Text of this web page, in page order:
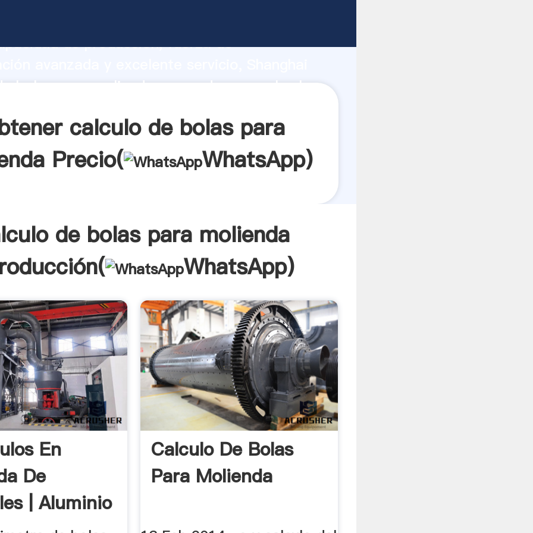
de producción, fuerza de
bolas para molienda proveedor crea el valor
calculo de bolas para
Precio(
WhatsApp)
de bolas para molienda
WhatsApp)
En
De
| Aluminio
Calculo De Bolas
Para Molienda